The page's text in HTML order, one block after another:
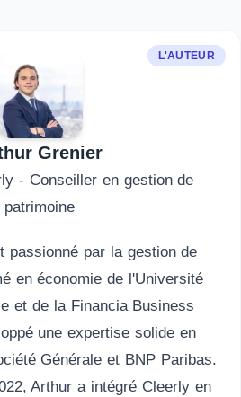
L'AUTEUR
Grenier
- Conseiller en gestion de
patrimoine
passionné par la gestion de
en économie de l'Université
et de la Financia Business
une expertise solide en
Générale et BNP Paribas.
Arthur a intégré Cleerly en